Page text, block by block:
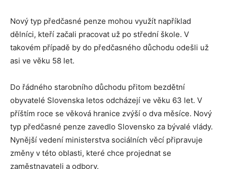
Nový typ předčasné penze mohou využít například
dělníci, kteří začali pracovat už po střední škole. V
takovém případě by do předčasného důchodu odešli už
asi ve věku 58 let.
Do řádného starobního důchodu přitom bezdětní
obyvatelé Slovenska letos odcházejí ve věku 63 let. V
příštím roce se věková hranice zvýší o dva měsíce. Nový
typ předčasné penze zavedlo Slovensko za bývalé vlády.
Nynější vedení ministerstva sociálních věcí připravuje
změny v této oblasti, které chce projednat se
zaměstnavateli a odbory.